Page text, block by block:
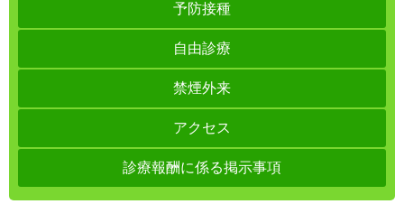
予防接種
自由診療
禁煙外来
アクセス
診療報酬に係る掲示事項